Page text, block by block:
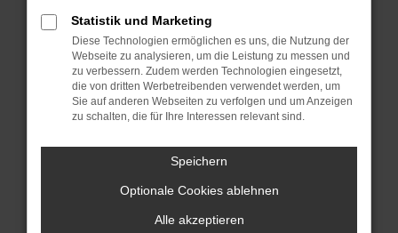
Betriebssystem auf dem neuesten Stand
sind.
Veraltete Software birgt nicht nur ein
Sicherheitsrisiko, sondern kann auch dazu
führen, dass bestimmte Funktionen nicht mehr
unterstützt werden.
Wende dich an den Webseitenbetreiber.
Wenn du alle oben genannten Schritte versucht
hast, kontaktiere uns bitte. Wir werden
versuchen, das Problem zu beheben. Du kannst
uns diesen Text schicken, um uns bei der
Statistik und Marketing
Diese Technologien ermöglichen es uns, die Nutzung der
Webseite zu analysieren, um die Leistung zu messen und
zu verbessern. Zudem werden Technologien eingesetzt,
die von dritten Werbetreibenden verwendet werden, um
Sie auf anderen Webseiten zu verfolgen und um Anzeigen
zu schalten, die für Ihre Interessen relevant sind.
Speichern
Optionale Cookies ablehnen
Alle akzeptieren